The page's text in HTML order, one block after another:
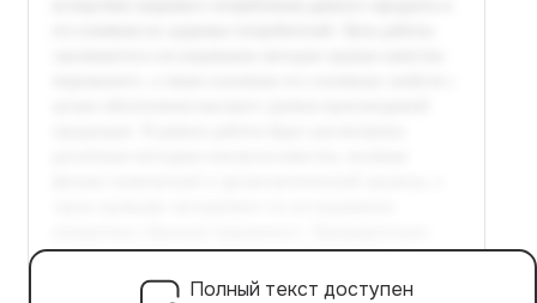
Полный текст доступен